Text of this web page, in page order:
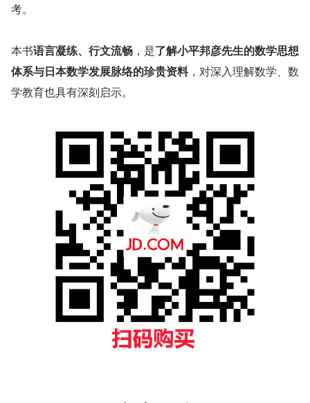
考。
本书语言凝练、行文流畅 ，是了解小平邦彦先生的数学思想
体系与日本数学发展脉络的珍贵资料，对深入理解数学、数
学教育也具有深刻启示。